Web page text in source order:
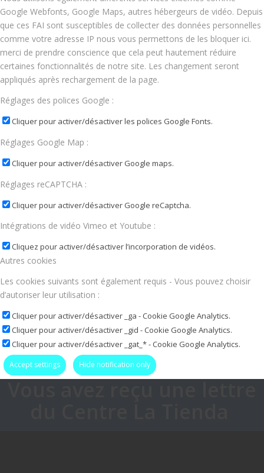
Google Webfonts, Google Maps, autres hébergeurs de vidéo. Depuis
que ces FAI sont susceptibles de collecter des données personnelles
comme votre adresse IP nous vous permettons de les bloquer ici.
merci de prendre conscience que cela peut hautement réduire
certaines fonctionnalités de notre site. Les changement seront
appliqués après rechargement de la page.
Réglages des polices Google :
Cliquer pour activer/désactiver les polices Google Fonts.
Réglages Google Map :
Cliquer pour activer/désactiver Google maps.
Réglages reCAPTCHA :
Cliquer pour activer/désactiver Google reCaptcha.
Intégrations de vidéo Vimeo et Youtube :
Cliquez pour activer/désactiver l’incorporation de vidéos.
Autres cookies
Les cookies suivants sont également requis - Vous pouvez choisir
d’autoriser leur utilisation :
Cliquer pour activer/désactiver _ga - Cookie Google Analytics.
Cliquer pour activer/désactiver _gid - Cookie Google Analytics.
Cliquer pour activer/désactiver _gat_* - Cookie Google Analytics.
Accept settings Hide notification only